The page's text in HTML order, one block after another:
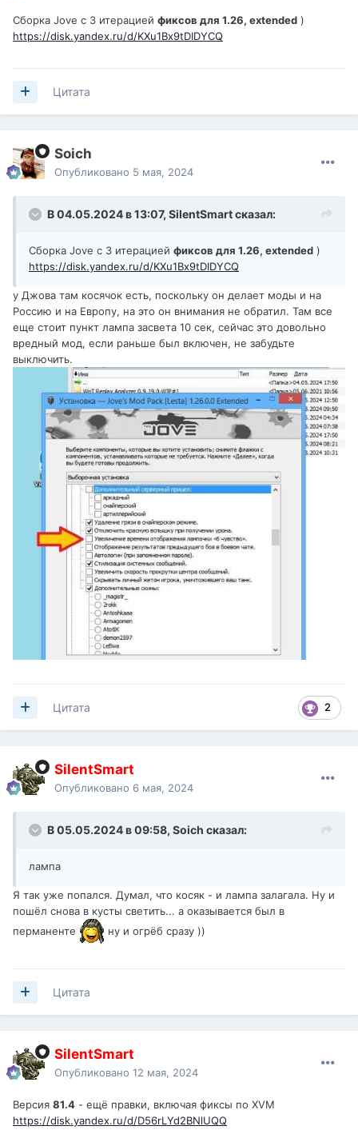
Сборка Jove c 3 итерацией фиксов для 1.26, extended )
https://disk.yandex.ru/d/KXu1Bx9tDIDYCQ
Цитата
Soich
Опубликовано 5 мая, 2024
В 04.05.2024 в 13:07, SilentSmartсказал:
Сборка Jove c 3 итерацией фиксов для 1.26, extended )
https://disk.yandex.ru/d/KXu1Bx9tDIDYCQ
у Джова там косячок есть, поскольку он делает моды и на
Россию и на Европу, на это он внимания не обратил. Там все
еще стоит пункт лампа засвета 10 сек, сейчас это довольно
вредный мод, если раньше был включен, не забудьте
выключить.
2
Цитата
SilentSmart
Опубликовано 6 мая, 2024
В 05.05.2024 в 09:58, Soich сказал:
лампа
Я так уже попался. Думал, что косяк - и лампа залагала. Ну и
пошёл снова в кусты светить... а оказывается был в
перманенте
ну и огрёб сразу ))
Цитата
SilentSmart
Опубликовано 12 мая, 2024
Версия 81.4 - ещё правки, включая фиксы по XVM
https://disk.yandex.ru/d/D56rLYd2BNlUQQ